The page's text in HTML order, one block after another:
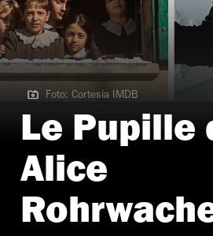
Foto: Cortesía IMDB
Foto: Cortesía IMDB
Le Pupille
Alice